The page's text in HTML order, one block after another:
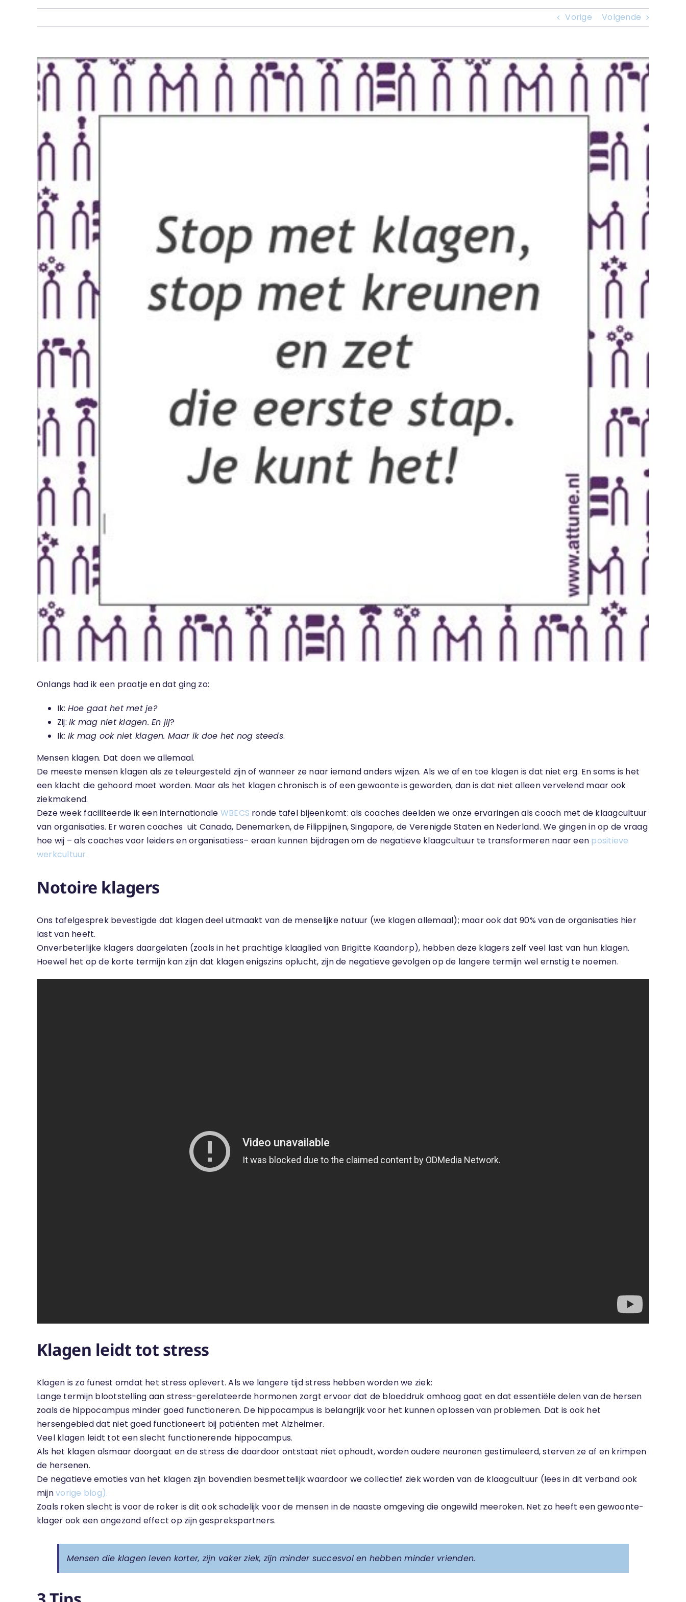
Vorige Volgende
Bekijk
grotere
afbeelding
Onlangs had ik een praatje en dat ging zo:
Ik: Hoe gaat het met je?
Zij:Ik mag niet klagen. En jij?
Ik: Ik mag ook niet klagen. Maar ik doe het nog steeds.
Mensen klagen. Dat doen we allemaal.
De meeste mensen klagen als ze teleurgesteld zijn of wanneer ze naar iemand anders wijzen. Als we af en toe klagen is dat niet erg. En soms is het
een klacht die gehoord moet worden. Maar als het klagen chronisch is of een gewoonte is geworden, dan is dat niet alleen vervelend maar ook
ziekmakend.
Deze week faciliteerde ik een internationale WBECS ronde tafel bijeenkomt: als coaches deelden we onze ervaringen als coach met de klaagcultuur
van organisaties. Er waren coaches uit Canada, Denemarken, de Filippijnen, Singapore, de Verenigde Staten en Nederland. We gingen in op de vraag
hoe wij – als coaches voor leiders en organisatiess– eraan kunnen bijdragen om de negatieve klaagcultuur te transformeren naar een positieve
werkcultuur.
Notoire klagers
Ons tafelgesprek bevestigde dat klagen deel uitmaakt van de menselijke natuur (we klagen allemaal); maar ook dat 90% van de organisaties hier
last van heeft.
Onverbeterlijke klagers daargelaten (zoals in het prachtige klaaglied van Brigitte Kaandorp), hebben deze klagers zelf veel last van hun klagen.
Hoewel het op de korte termijn kan zijn dat klagen enigszins oplucht, zijn de negatieve gevolgen op de langere termijn wel ernstig te noemen.
Klagen leidt tot stress
Klagen is zo funest omdat het stress oplevert. Als we langere tijd stress hebben worden we ziek:
Lange termijn blootstelling aan stress-gerelateerde hormonen zorgt ervoor dat de bloeddruk omhoog gaat en dat essentiële delen van de hersen
zoals de hippocampus minder goed functioneren. De hippocampus is belangrijk voor het kunnen oplossen van problemen. Dat is ook het
hersengebied dat niet goed functioneert bij patiënten met Alzheimer.
Veel klagen leidt tot een slecht functionerende hippocampus.
Als het klagen alsmaar doorgaat en de stress die daardoor ontstaat niet ophoudt, worden oudere neuronen gestimuleerd, sterven ze af en krimpen
de hersenen.
De negatieve emoties van het klagen zijn bovendien besmettelijk waardoor we collectief ziek worden van de klaagcultuur (lees in dit verband ook
mijnvorige blog).
Zoals roken slecht is voor de roker is dit ook schadelijk voor de mensen in de naaste omgeving die ongewild meeroken. Net zo heeft een gewoonte-
klager ook een ongezond effect op zijn gesprekspartners.
Mensen die klagen leven korter, zijn vaker ziek, zijn minder succesvol en hebben minder vrienden.